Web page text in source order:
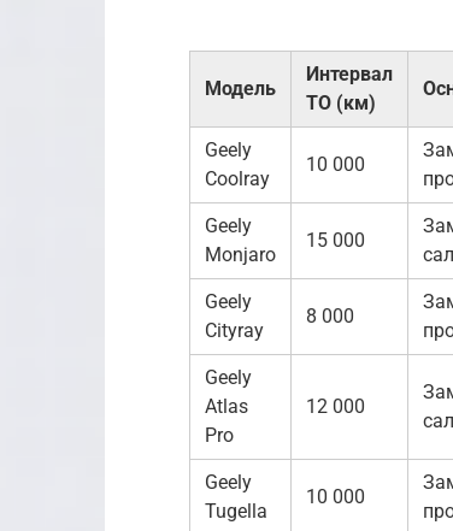
Модель
Интервал
ТО (км)
Geely
Coolray
10 000
Geely
Monjaro
15 000
Geely
Cityray
8 000
Geely
Atlas
Pro
12 000
Geely
Tugella
10 000